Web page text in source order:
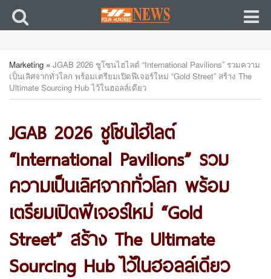
Marketing » JGAB 2026 ชูโซนไฮไลต์ “International Pavilions” รวมความ
เป็นเลิศจากทั่วโลก พร้อมเตรียมเปิดฟีเจอร์ใหม่ “Gold Street” สร้าง The
Ultimate Sourcing Hub ไว้ในฮอลล์เดียว
JGAB 2026 ชูโซนไฮไลต์
“International Pavilions” รวม
ความเป็นเลิศจากทั่วโลก พร้อม
เตรียมเปิดฟีเจอร์ใหม่ “Gold
Street” สร้าง The Ultimate
Sourcing Hub ไว้ในฮอลล์เดียว